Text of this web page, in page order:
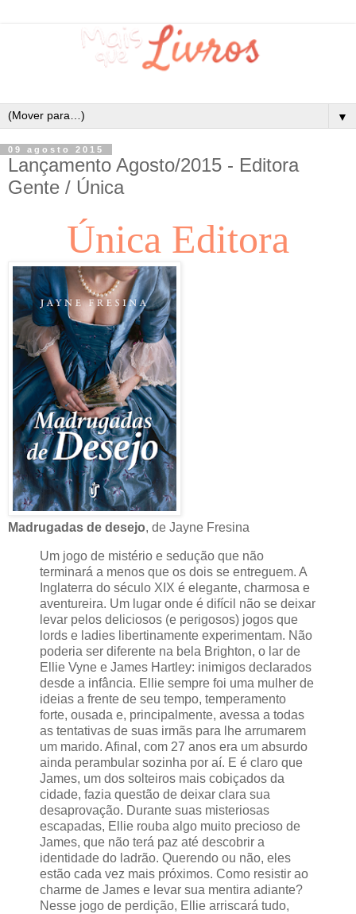
▼
09 agosto 2015
Lançamento Agosto/2015 - Editora
Gente / Única
Única Editora
Madrugadas de desejo, de Jayne Fresina
Um jogo de mistério e sedução que não
terminará a menos que os dois se entreguem. A
Inglaterra do século XIX é elegante, charmosa e
aventureira. Um lugar onde é difícil não se deixar
levar pelos deliciosos (e perigosos) jogos que
lords e ladies libertinamente experimentam. Não
poderia ser diferente na bela Brighton, o lar de
Ellie Vyne e James Hartley: inimigos declarados
desde a infância. Ellie sempre foi uma mulher de
ideias a frente de seu tempo, temperamento
forte, ousada e, principalmente, avessa a todas
as tentativas de suas irmãs para lhe arrumarem
um marido. Afinal, com 27 anos era um absurdo
ainda perambular sozinha por aí. E é claro que
James, um dos solteiros mais cobiçados da
cidade, fazia questão de deixar clara sua
desaprovação. Durante suas misteriosas
escapadas, Ellie rouba algo muito precioso de
James, que não terá paz até descobrir a
identidade do ladrão. Querendo ou não, eles
estão cada vez mais próximos. Como resistir ao
charme de James e levar sua mentira adiante?
Nesse jogo de perdição, Ellie arriscará tudo,